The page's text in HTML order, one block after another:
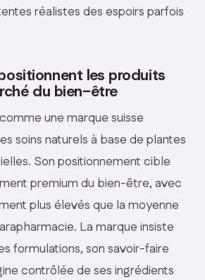
réalistes des espoirs parfois
les produits
du bien-être
une marque suisse
soins naturels à base de plantes
Son positionnement cible
premium du bien-être, avec
plus élevés que la moyenne
La marque insiste
formulations, son savoir-faire
contrôlée de ses ingrédients